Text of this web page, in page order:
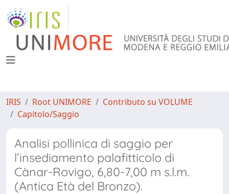
IRIS Root UNIMORE
Contributo su VOLUME
Capitolo/Saggio
Analisi pollinica di saggio per
l’insediamento palafitticolo di
Cànar-Rovigo, 6,80-7,00 m s.l.m.
(Antica Età del Bronzo).